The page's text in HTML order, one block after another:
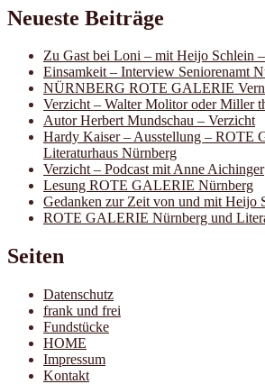
Neueste Beiträge
Zu Gast bei Loni – mit Heijo Schlein
Einsamkeit – Interview Seniorenamt
NÜRNBERG ROTE GALERIE
Verzicht – Walter Molitor oder Miller
Autor Herbert Mundschau – Verzicht
Hardy Kaiser – Ausstellung – ROTE
Literaturhaus Nürnberg
Verzicht – Podcast mit Anne Aichinger
Lesung ROTE GALERIE Nürnberg
Gedanken zur Zeit von und mit Heijo
ROTE GALERIE Nürnberg und
Seiten
Datenschutz
frank und frei
Fundstücke
HOME
Impressum
Kontakt